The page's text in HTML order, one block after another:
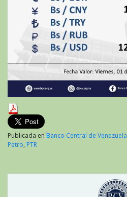
Publicada en Banco Central de Venezuela
Petro, PTR